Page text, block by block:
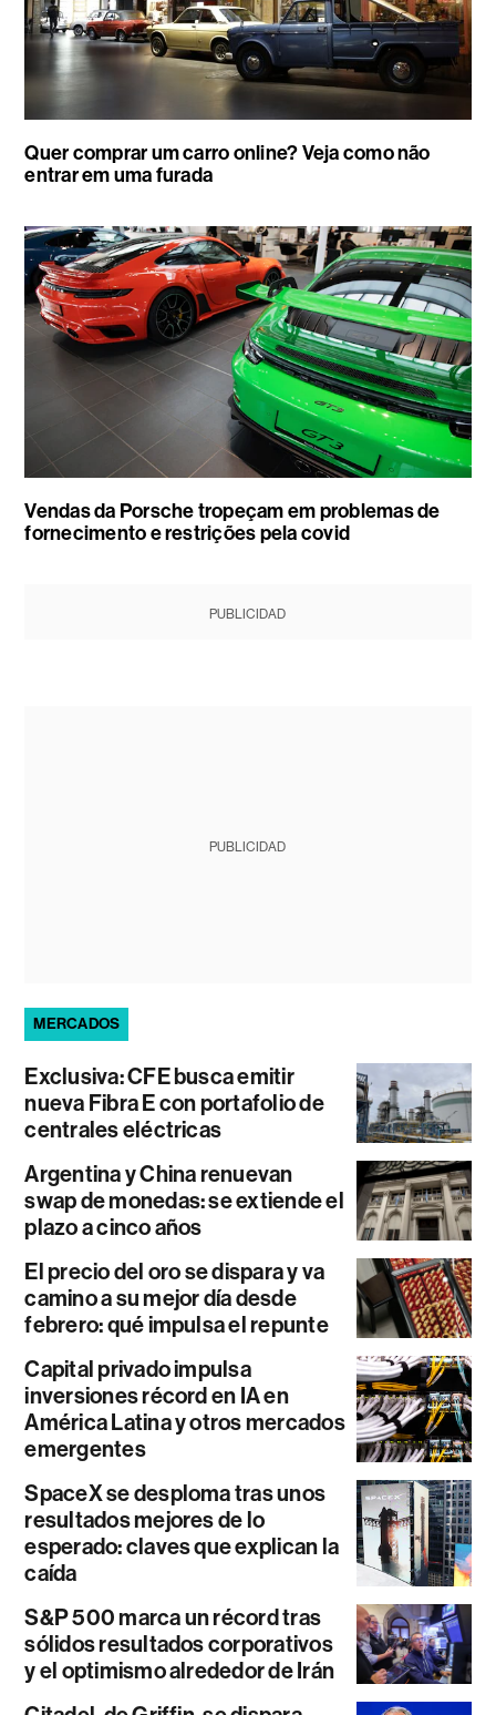
Quer comprar um carro online? Veja como não
entrar em uma furada
Vendas da Porsche tropeçam em problemas de
fornecimento e restrições pela covid
PUBLICIDAD
PUBLICIDAD
MERCADOS
Exclusiva: CFE busca emitir
nueva Fibra E con portafolio de
centrales eléctricas
Argentina y China renuevan
swap de monedas: se extiende el
plazo a cinco años
El precio del oro se dispara y va
camino a su mejor día desde
febrero: qué impulsa el repunte
Capital privado impulsa
inversiones récord en IA en
América Latina y otros mercados
emergentes
SpaceX se desploma tras unos
resultados mejores de lo
esperado: claves que explican la
caída
S&P 500 marca un récord tras
sólidos resultados corporativos
y el optimismo alrededor de Irán